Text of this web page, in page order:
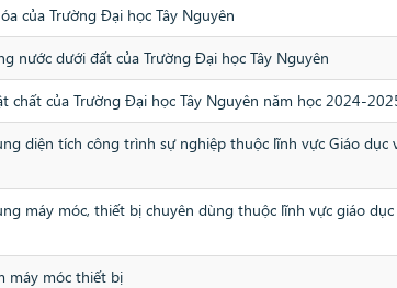
của Trường Đại học Tây Nguyên
nước dưới đất của Trường Đại học Tây Nguyên
chất của Trường Đại học Tây Nguyên năm học 2024-
diện tích công trình sự nghiệp thuộc lĩnh vực Giáo dục
máy móc, thiết bị chuyên dùng thuộc lĩnh vực giáo
máy móc thiết bị